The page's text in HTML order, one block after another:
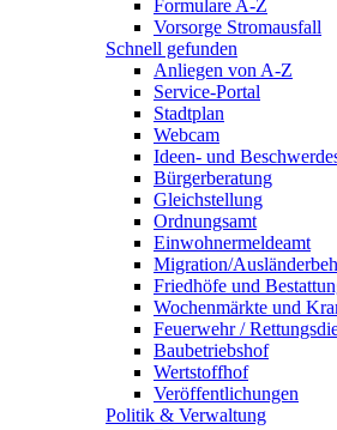
Formulare A-Z
Vorsorge Stromausfall
Schnell gefunden
Anliegen von A-Z
Service-Portal
Stadtplan
Webcam
Ideen- und
Bürgerberatung
Gleichstellung
Ordnungsamt
Einwohnermeldeamt
Migration/
Friedhöfe und
Wochenmärkte und
Feuerwehr /
Baubetriebshof
Wertstoffhof
Veröffentlichungen
Politik & Verwaltung